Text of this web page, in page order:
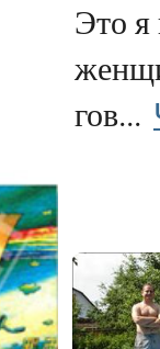
Это я
гов...